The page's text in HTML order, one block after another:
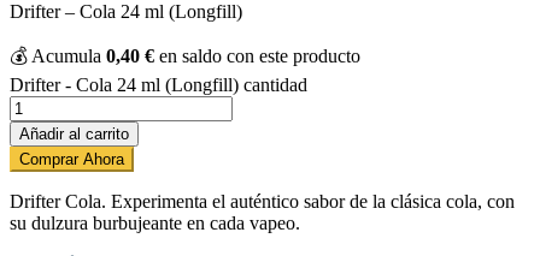
Drifter – Cola 24 ml (Longfill)
💰 Acumula 0,40 € en saldo con este producto
Drifter - Cola 24 ml (Longfill) cantidad
Añadir al carrito
Comprar Ahora
Drifter Cola. Experimenta el auténtico sabor de la clásica cola, con
su dulzura burbujeante en cada vapeo.